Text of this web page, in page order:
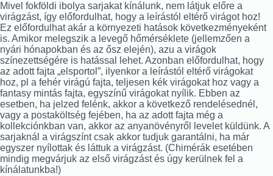
Mivel fokföldi ibolya sarjakat kínálunk, nem látjuk előre a
virágzást, így előfordulhat, hogy a leírástól eltérő virágot hoz!
Ez előfordulhat akár a környezeti hatások következményeként
is. Amikor melegszik a levegő hőmérséklete (jellemzően a
nyári hónapokban és az ősz elején), azu a virágok
színezettségére is hatással lehet. Azonban előfordulhat, hogy
az adott fajta „elsportol”, ilyenkor a leírástól eltérő virágokat
hoz, pl a fehér virágú fajta, teljesen kék virágokat hoz vagy a
fantasy mintás fajta, egyszínű virágokat nyílik. Ebben az
esetben, ha jelzed felénk, akkor a következő rendelésednél,
vagy a postaköltség fejében, ha az adott fajta még a
kollekciónkban van, akkor az anyanövényről levelet küldünk. A
sarjaknál a virágszínt csak akkor tudjuk garantálni, ha már
egyszer nyílottak és láttuk a virágzást. (Chimérák esetében
mindig megvárjuk az első virágzást és úgy kerülnek fel a
kínálatunkba!)